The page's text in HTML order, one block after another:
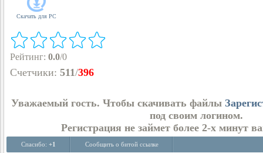
Скачать для PC
Рейтинг: 0.0/0
Счетчики: 511/396
Уважаемый гость. Чтобы скачивать файлы
под своим логином.
Регистрация не займет более 2-х минут
Спасибо: +1 Сообщить о битой ссылке